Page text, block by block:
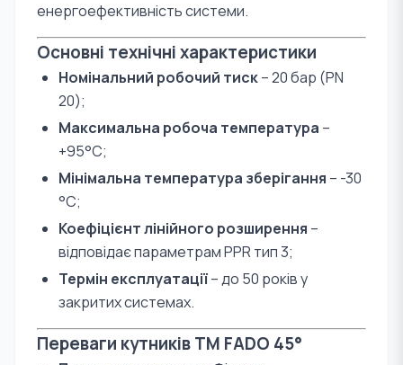
енергоефективність системи.
Основні технічні характеристики
Номінальний робочий тиск– 20 бар (PN
20);
Максимальна робоча температура –
+95°С;
Мінімальна температура зберігання – -30
°С;
Коефіцієнт лінійного розширення –
відповідає параметрам PPR тип 3;
Термін експлуатації– до 50 років у
закритих системах.
Переваги кутників TM FADO 45°